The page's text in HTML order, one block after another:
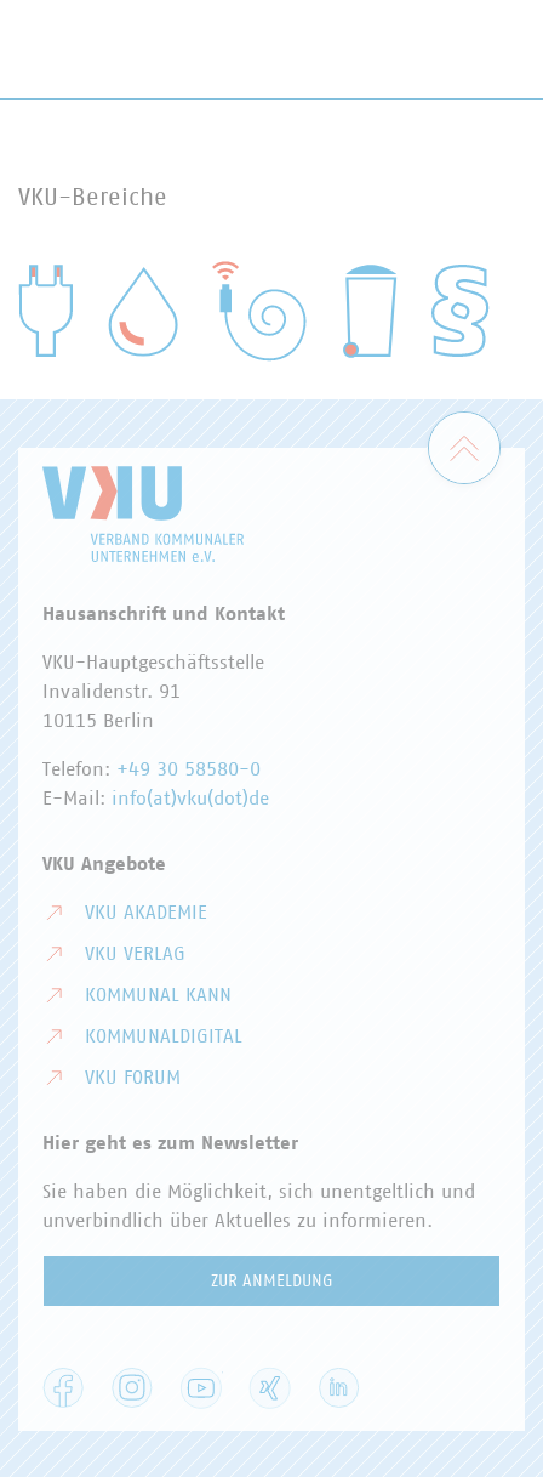
VKU-Bereiche
WASSER/ABWASSER
Zum
Hausanschrift und Kontakt
VKU-Hauptgeschäftsstelle
Invalidenstr. 91
10115 Berlin
Telefon: +49 30 58580-0
E-Mail: info(at)vku(dot)de
VKU Angebote
VKU AKADEMIE
VKU VERLAG
KOMMUNAL KANN
KOMMUNALDIGITAL
VKU FORUM
Hier geht es zum Newsletter
Sie haben die Möglichkeit, sich unentgeltlich und
unverbindlich über Aktuelles zu informieren.
ZUR ANMELDUNG
Facebook Instagram YouTube